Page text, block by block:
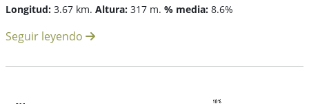
Longitud: 3.67 km. Altura: 317 m. % media: 8.6%
Seguir leyendo